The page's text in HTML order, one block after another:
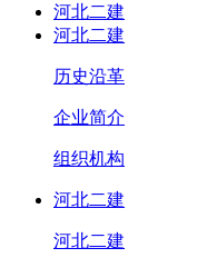
河北二建
河北二建
历史沿革
企业简介
组织机构
河北二建
河北二建